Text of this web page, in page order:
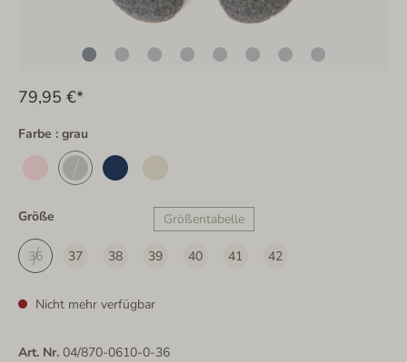
79,95 €*
Farbe : grau
Größe Größentabelle
36 37 38 39 40 41 42
Nicht mehr verfügbar
Art. Nr. 04/870-0610-0-36